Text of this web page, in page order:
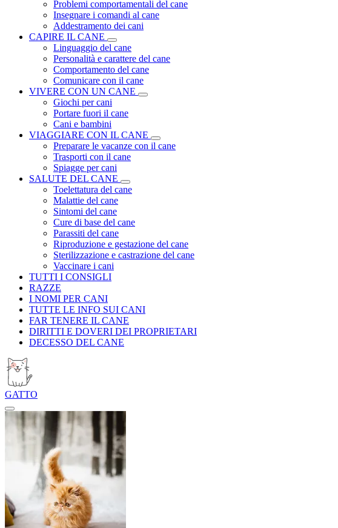
Problemi comportamentali del cane
Insegnare i comandi al cane
Addestramento dei cani
CAPIRE IL CANE
Linguaggio del cane
Personalità e carattere del cane
Comportamento del cane
Comunicare con il cane
VIVERE CON UN CANE
Giochi per cani
Portare fuori il cane
Cani e bambini
VIAGGIARE CON IL CANE
Preparare le vacanze con il cane
Trasporti con il cane
Spiagge per cani
SALUTE DEL CANE
Toelettatura del cane
Malattie del cane
Sintomi del cane
Cure di base del cane
Parassiti del cane
Riproduzione e gestazione del cane
Sterilizzazione e castrazione del cane
Vaccinare i cani
TUTTI I CONSIGLI
RAZZE
I NOMI PER CANI
TUTTE LE INFO SUI CANI
FAR TENERE IL CANE
DIRITTI E DOVERI DEI PROPRIETARI
DECESSO DEL CANE
GATTO